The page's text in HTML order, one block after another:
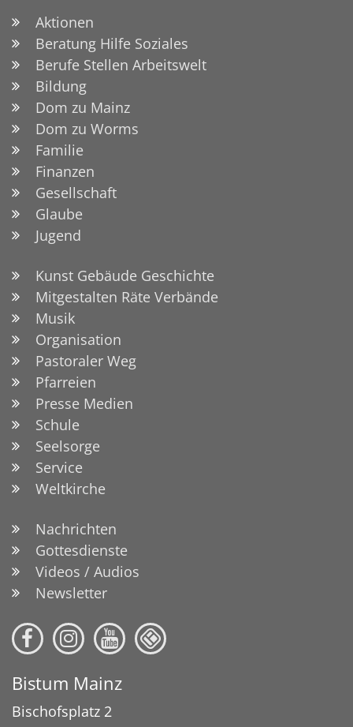
Aktionen
Beratung Hilfe Soziales
Berufe Stellen Arbeitswelt
Bildung
Dom zu Mainz
Dom zu Worms
Familie
Finanzen
Gesellschaft
Glaube
Jugend
Kunst Gebäude Geschichte
Mitgestalten Räte Verbände
Musik
Organisation
Pastoraler Weg
Pfarreien
Presse Medien
Schule
Seelsorge
Service
Weltkirche
Nachrichten
Gottesdienste
Videos / Audios
Newsletter
Bistum Mainz
Bischofsplatz 2